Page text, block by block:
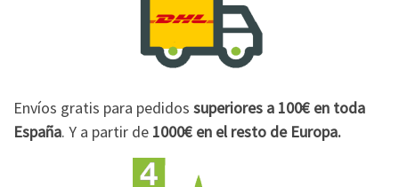
Envíos gratis para pedidos superiores a 100€ en toda
España. Y a partir de 1000€ en el resto de Europa.